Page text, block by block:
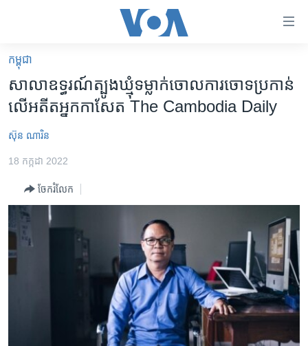
គេហទំព័រ​
ទាក់ទង
និង​
ចូល​
ទំព័រ​
រំលង​
ចូល​
ទៅ​
កម្ពុជា
អន្តរជាតិ
ហេឡូវីអូអេ
កម្ពុជាច្នៃប្រតិដ្ឋ
ព្រឹត្តិការណ៍ព័ត៌មាន
ទូរទស្សន៍ / វីដេអូ​
កម្ពុជា
សាលា​ឧទ្ធរណ៍​ត្បូងឃ្មុំ​ទម្លាក់​ចោល​ការ​ចោទ​ប្រកាន់​
លើ​អតីត​អ្នក​កាសែត The Cambodia Daily
ស៊ុន ណារិន
18 កក្កដា 2022
ចែករំលែក